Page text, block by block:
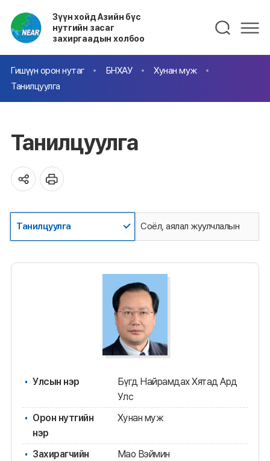
Зүүн хойд Азийн бүс
нутгийн засаг
захиргаадын холбоо
Гишүүн орон нутаг БНХАУ
Хунан муж
Танилцуулга
Танилцуулга
Танилцуулга Соёл, аялал жуулчлалын
Улсын нэр
Бүгд Найрамдах Хятад Ард
Улс
Орон нутгийн
нэр
Хунан муж
Захирагчийн
Мао Вэймин